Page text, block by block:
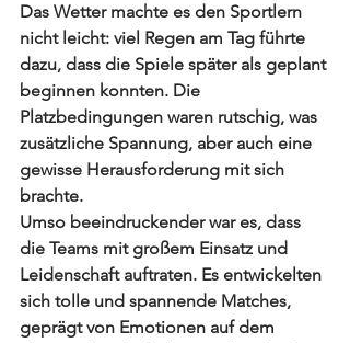
Das Wetter machte es den Sportlern
nicht leicht: viel Regen am Tag führte
dazu, dass die Spiele später als geplant
beginnen konnten. Die
Platzbedingungen waren rutschig, was
zusätzliche Spannung, aber auch eine
gewisse Herausforderung mit sich
brachte.
Umso beeindruckender war es, dass
die Teams mit großem Einsatz und
Leidenschaft auftraten. Es entwickelten
sich tolle und spannende Matches,
geprägt von Emotionen auf dem